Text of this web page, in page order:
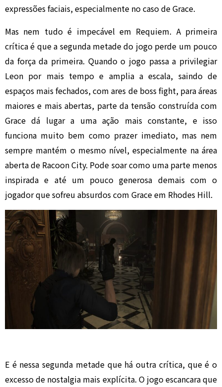
expressões faciais, especialmente no caso de Grace.
Mas nem tudo é impecável em Requiem. A primeira
crítica é que a segunda metade do jogo perde um pouco
da força da primeira. Quando o jogo passa a privilegiar
Leon por mais tempo e amplia a escala, saindo de
espaços mais fechados, com ares de boss fight, para áreas
maiores e mais abertas, parte da tensão construída com
Grace dá lugar a uma ação mais constante, e isso
funciona muito bem como prazer imediato, mas nem
sempre mantém o mesmo nível, especialmente na área
aberta de Racoon City. Pode soar como uma parte menos
inspirada e até um pouco generosa demais com o
jogador que sofreu absurdos com Grace em Rhodes Hill.
E é nessa segunda metade que há outra crítica, que é o
excesso de nostalgia mais explícita. O jogo escancara que